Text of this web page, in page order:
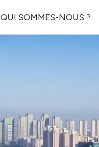
QUI SOMMES-NOUS ?